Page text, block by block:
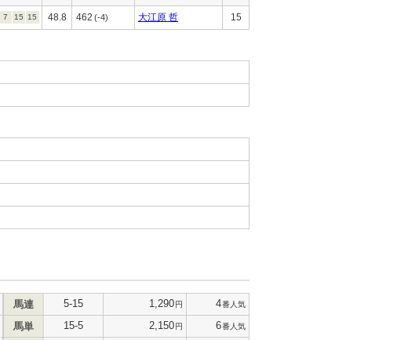
7 15 15 48.8 462 (-4) 大江原 哲 15
馬連 5-15 1,290円 4番人気
馬単 15-5 2,150円 6番人気